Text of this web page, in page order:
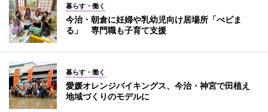
暮らす・働く
今治・朝倉に妊婦や乳幼児向け居場所「べビま
る」 専門職も子育て支援
暮らす・働く
愛媛オレンジバイキングス、今治・神宮で田植え
地域づくりのモデルに